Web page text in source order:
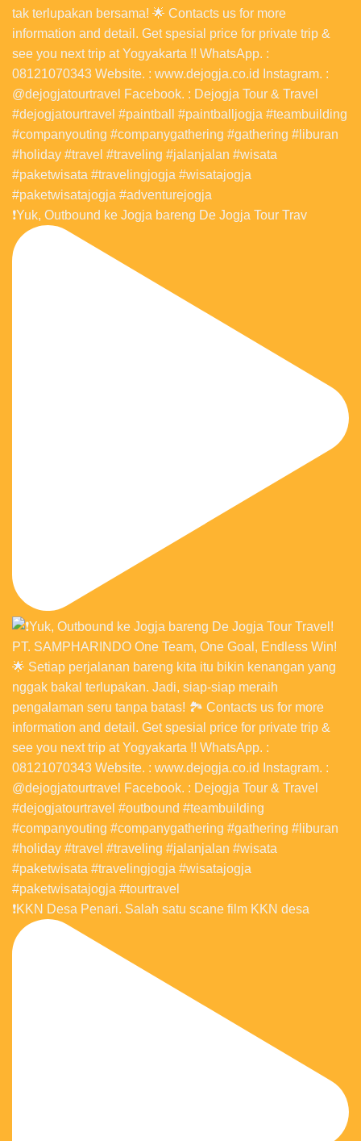
❗️Yuk, Outbound ke Jogja bareng De Jogja Tour Trav
❗️KKN Desa Penari. Salah satu scane film KKN desa